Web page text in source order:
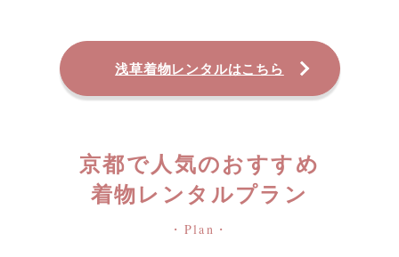
浅草着物レンタルはこちら
京都で人気のおすすめ
着物レンタルプラン
・Plan・